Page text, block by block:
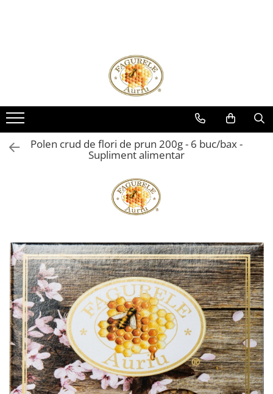
Miere 275g
Miere 400g
Miere 500g
Miere 950g
Polen crud de flori de prun 200g - 6 buc/bax -
Supliment alimentar